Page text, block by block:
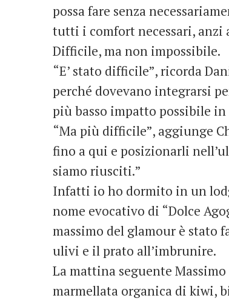
possa fare senza
tutti i comfort necessari, anzi
Difficile, ma non impossibile.
“E’ stato difficile”, ricorda
perché dovevano integrarsi
più basso impatto possibile
“Ma più difficile”, aggiunge
fino a qui e posizionarli
siamo riusciti.”
Infatti io ho dormito in un
nome evocativo di “Dolce
massimo del glamour è stato
ulivi e il prato all’imbrunire.
La mattina seguente
marmellata organica di kiwi,